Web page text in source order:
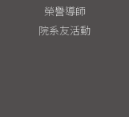
榮譽導師
院系友活動